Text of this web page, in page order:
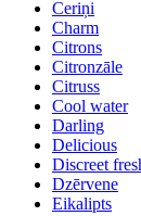
Ceriņi
Charm
Citrons
Citronzāle
Citruss
Cool water
Darling
Delicious
Discreet
Dzērvene
Eikalipts